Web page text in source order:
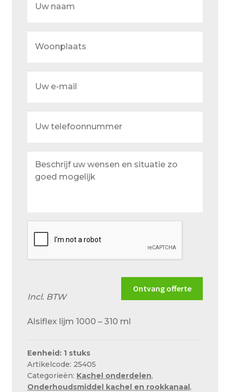
naam
telefoonnummer
uw
wensen
Ontvang offerte
Incl. BTW
Alsiflex lijm 1000 – 310 ml
Eenheid: 1 stuks
Artikelcode: 25405
Categorieën: Kachel onderdelen,
Onderhoudsmiddel kachel en rookkanaal,